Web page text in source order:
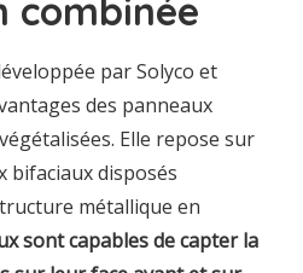
combinée
par Solyco et
des panneaux
Elle repose sur
bifaciaux disposés
métallique en
sont capables de capter la